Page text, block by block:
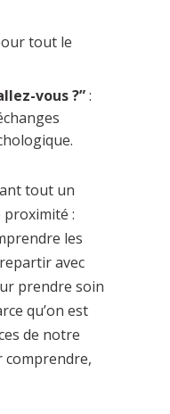
tout le
vous ?”:
tout un
proximité :
les
avec
prendre soin
qu’on est
de notre
comprendre,